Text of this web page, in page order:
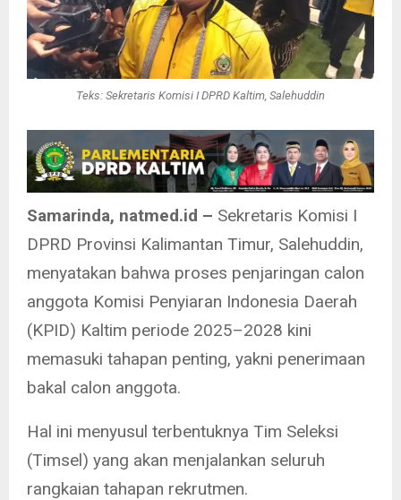
Teks: Sekretaris Komisi I DPRD Kaltim, Salehuddin
Samarinda, natmed.id – Sekretaris Komisi I
DPRD Provinsi Kalimantan Timur, Salehuddin,
menyatakan bahwa proses penjaringan calon
anggota Komisi Penyiaran Indonesia Daerah
(KPID) Kaltim periode 2025–2028 kini
memasuki tahapan penting, yakni penerimaan
bakal calon anggota.
Hal ini menyusul terbentuknya Tim Seleksi
(Timsel) yang akan menjalankan seluruh
rangkaian tahapan rekrutmen.